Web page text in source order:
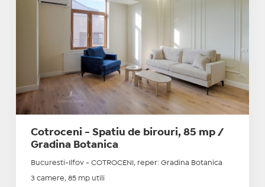
Cotroceni - Spatiu de birouri, 85 mp /
Gradina Botanica
Bucuresti-Ilfov - COTROCENI, reper: Gradina Botanica
3 camere, 85 mp utili